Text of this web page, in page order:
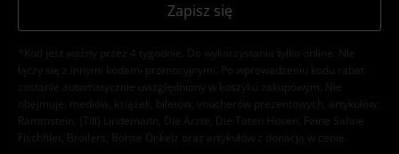
Zapisz się
*Kod jest ważny przez 4 tygodnie. Do wykorzystania tylko online. NIe
łączy się z innymi kodami promocyjnymi. Po wprowadzeniu kodu rabat
zostanie automatycznie uwzględniony w koszyku zakupowym. Nie
obejmuje: mediów, książek, biletów, voucherów prezentowych, artykułów:
Rammstein, (Till) Lindemann, Die Ärzte, Die Toten Hosen, Feine Sahne
Fischfilet, Broilers, Böhse Onkelz oraz artykułów z donacją w cenie.